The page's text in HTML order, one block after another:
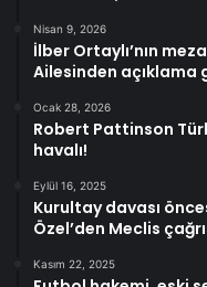
Nisan 9, 2026
İlber Ortaylı’nın
Ailesinden açıklama
Ocak 28, 2026
Robert Pattinson
havalı!
Eylül 16, 2025
Kurultay davası
Özel’den Meclis
Kasım 22, 2025